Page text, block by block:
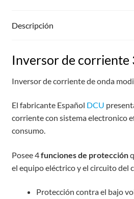
Descripción
Inversor de corriente
Inversor de corriente de onda
El fabricante Español DCU
corriente con sistema electronico
consumo.
Posee 4funciones de protección
el equipo eléctrico y el circuito del
Protección contra el bajo